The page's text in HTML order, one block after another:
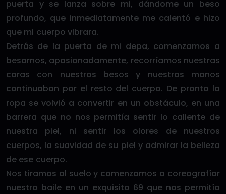
puerta y se lanza sobre mi, dándome un beso
profundo, que inmediatamente me calentó e hizo
que mi cuerpo vibrara.
Detrás de la puerta de mi depa, comenzamos a
besarnos, apasionadamente, recorríamos nuestras
caras con nuestros besos y nuestras manos
continuaban por el resto del cuerpo. De pronto la
ropa se volvió a convertir en un obstáculo, en una
barrera que no nos permitía sentir lo caliente de
nuestra piel, ni sentir los olores de nuestros
cuerpos, la suavidad de su piel y admirar la belleza
de ese cuerpo.
Nos tiramos al suelo y comenzamos a coreografíar
nuestro baile en un exquisito 69 que nos permitía